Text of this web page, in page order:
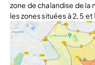
zone de chalandise de la
les zones situées à 2, 5